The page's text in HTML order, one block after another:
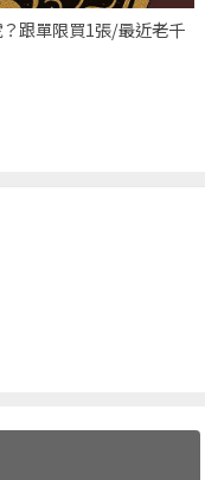
跟單限買1張/最近老千